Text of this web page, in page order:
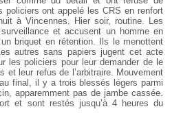
policiers ont appelé les CRS en renfort
à Vincennes. Hier soir, routine. Les
et accusent un homme en
briquet en rétention. Ils le menottent
autres sans papiers jugent cet acte
les policiers pour leur demander de le
et leur refus de l’arbitraire. Mouvement
final, il y a trois blessés légers parmi
apparemment pas de jambe cassée.
et sont restés jusqu’à 4 heures du